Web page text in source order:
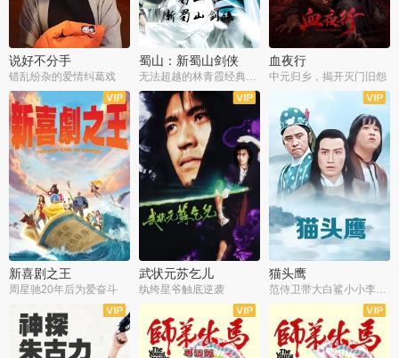
说好不分手
错乱纷杂的爱情纠葛戏
蜀山：新蜀山剑侠
无法超越的林青霞经典角色
血夜行
中元归乡，揭开灭门旧怨
新喜剧之王
周星驰20年后为爱奋斗
武状元苏乞儿
纨绔星爷触底逆袭
猫头鹰